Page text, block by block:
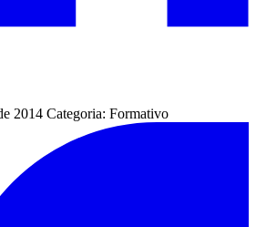
2014 Categoria: Formativo